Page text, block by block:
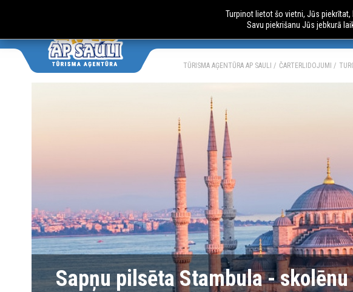
AUTOBUSU CEĻOJUMI
TŪRISMA AĢENTŪRA AP SAULI ČARTERLIDOJUMI
Sapņu pilsēta Stambula -
Turpinot lietot šo vietni, Jūs
Savu piekrišanu Jūs jebkurā